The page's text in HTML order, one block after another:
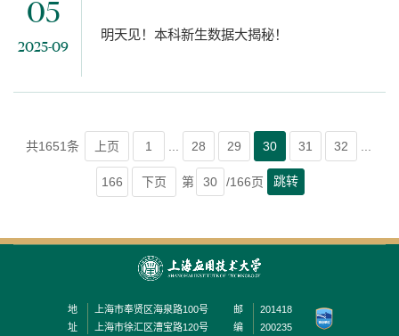
05
2025-09
明天见！本科新生数据大揭秘！
共1651条 上页 1 ... 28 29 30 31 32 ...
166 下页 第 /166页 跳转
地
址
上海市奉贤区海泉路100号
上海市徐汇区漕宝路120号
邮
编
201418
200235